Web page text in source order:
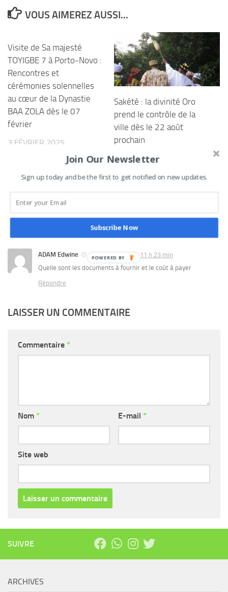
VOUS AIMEREZ AUSSI...
Visite de Sa majesté
TOYIGBE 7 à Porto-Novo :
Rencontres et
cérémonies solennelles
au cœur de la Dynastie
BAA ZOLA dès le 07
février
3 FÉVRIER 2025
Sakété : la divinité Oro
prend le contrôle de la
ville dès le 22 août
prochain
7 AOÛT 2021
1 RÉPONSE
Pings 0
ADAM Edwine
15 janvier 2026 à 11 h 23 min
Quelle sont les documents à fournir et le coût à payer
Répondre
LAISSER UN COMMENTAIRE
Commentaire *
Nom * E-mail *
Site web
SUIVRE
ARCHIVES
Join Our Newsletter
Sign up today and be the first to get notified on new updates.
Subscribe Now
POWERED
BY